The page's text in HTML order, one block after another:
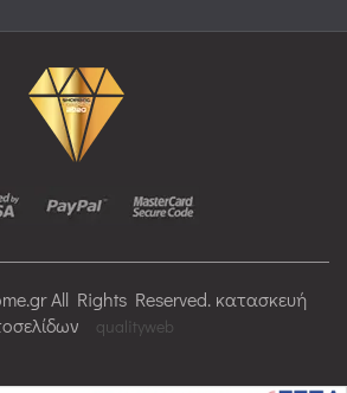
All Rights Reserved. κατασκευή
qualityweb